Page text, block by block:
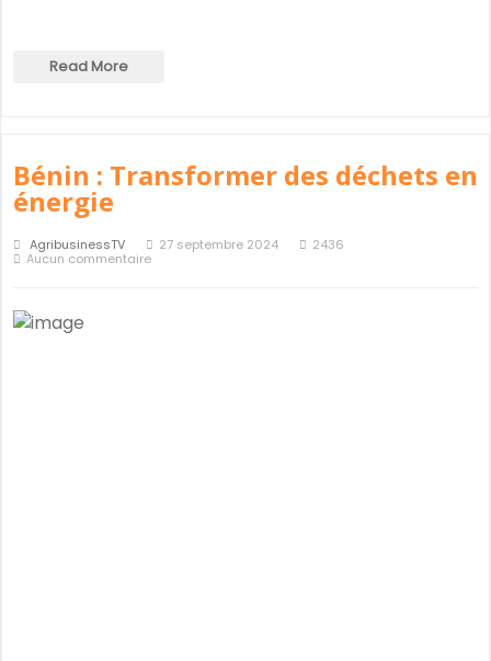
Read More
Bénin : Transformer des déchets en
énergie
AgribusinessTV 27 septembre 2024
2436
Aucun commentaire